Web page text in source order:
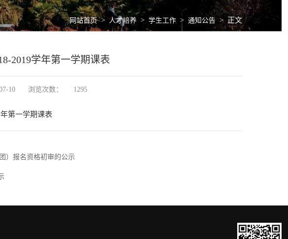
网站首页 > 人才培养 > 学生工作 > 通知公告 >正文
2019学年第一学期课表
10 浏览次数： 1295
第一学期课表
）报名资格初审的公示